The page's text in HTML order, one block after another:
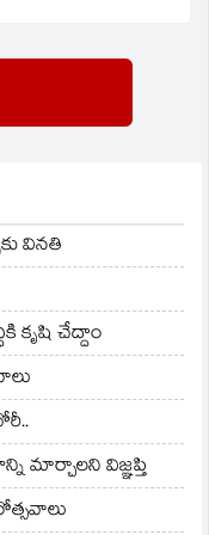
వినతి
కృషి చేద్దాం
మార్చాలని విజ్ఞప్తి